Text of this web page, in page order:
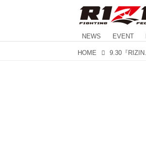
NEWS EVENT
HOME